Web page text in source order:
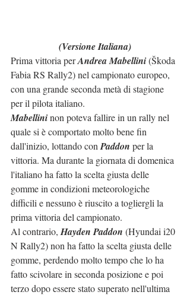
(Versione Italiana)
Prima vittoria per Andrea Mabellini (Škoda
Fabia RS Rally2) nel campionato europeo,
con una grande seconda metà di stagione
per il pilota italiano.
Mabellini non poteva fallire in un rally nel
quale si è comportato molto bene fin
dall'inizio, lottando con Paddon per la
vittoria. Ma durante la giornata di domenica
l'italiano ha fatto la scelta giusta delle
gomme in condizioni meteorologiche
difficili e nessuno è riuscito a togliergli la
prima vittoria del campionato.
Al contrario, Hayden Paddon (Hyundai i20
N Rally2) non ha fatto la scelta giusta delle
gomme, perdendo molto tempo che lo ha
fatto scivolare in seconda posizione e poi
terzo dopo essere stato superato nell'ultima